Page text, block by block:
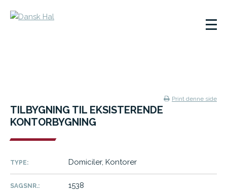
Print denne side
TILBYGNING TIL EKSISTERENDE
KONTORBYGNING
TYPE: Domiciler, Kontorer
SAGSNR.: 1538